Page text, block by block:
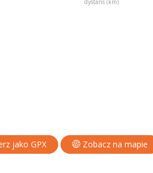
dystans (km)
jako GPX Zobacz na mapie